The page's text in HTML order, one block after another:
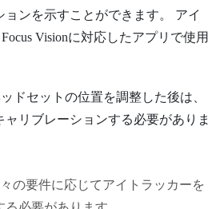
ョンを示すことができます。 アイ
Visionに対応したアプリで使用
ドセットの位置を調整した後は、
リブレーションする必要がありま
の要件に応じてアイトラッカーを